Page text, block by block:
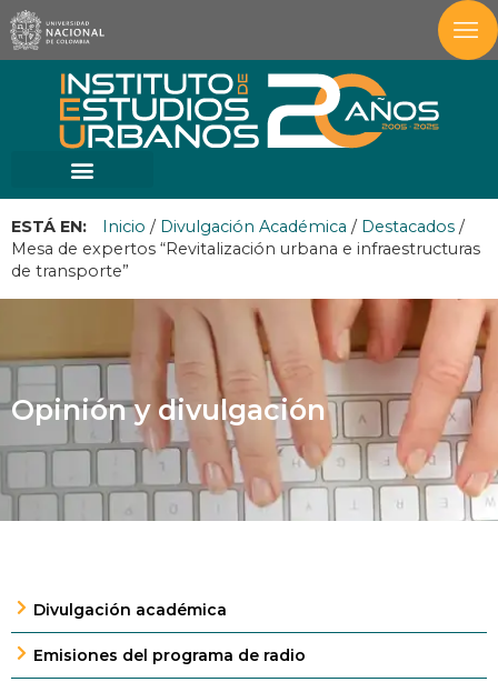
ESTÁ EN: Inicio / Divulgación Académica / Destacados /
Mesa de expertos “Revitalización urbana e infraestructuras
de transporte”
Opinión y divulgación
Divulgación académica
Emisiones del programa de radio